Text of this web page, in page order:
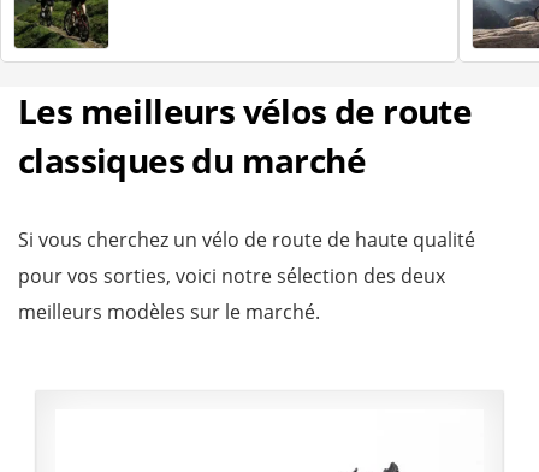
Les meilleurs vélos de route
classiques du marché
Si vous cherchez un vélo de route de haute qualité
pour vos sorties, voici notre sélection des deux
meilleurs modèles sur le marché.